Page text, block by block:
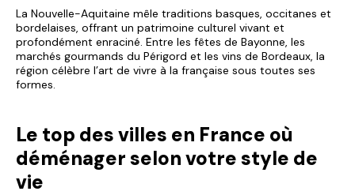
La Nouvelle-Aquitaine mêle traditions basques, occitanes et
bordelaises, offrant un patrimoine culturel vivant et
profondément enraciné. Entre les fêtes de Bayonne, les
marchés gourmands du Périgord et les vins de Bordeaux, la
région célèbre l’art de vivre à la française sous toutes ses
formes.
Le top des villes en France où
déménager selon votre style de
vie